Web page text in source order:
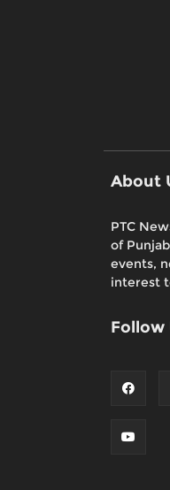
About
PTC
of
events,
interest
Follow